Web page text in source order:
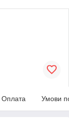
Оплата Умови